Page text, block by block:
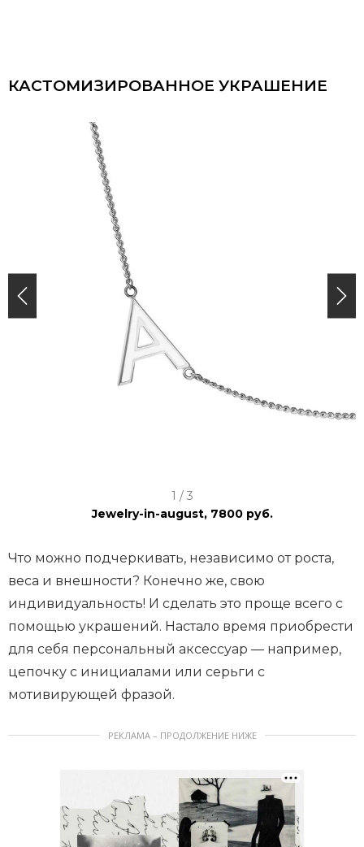
КАСТОМИЗИРОВАННОЕ УКРАШЕНИЕ
m
1
o
f
3
1 / 3
Jewelry-in-august, 7800 руб.
Что можно подчеркивать, независимо от роста,
веса и внешности? Конечно же, свою
индивидуальность! И сделать это проще всего с
помощью украшений. Настало время приобрести
для себя персональный аксессуар — например,
цепочку с инициалами или серьги с
мотивирующей фразой.
РЕКЛАМА – ПРОДОЛЖЕНИЕ НИЖЕ